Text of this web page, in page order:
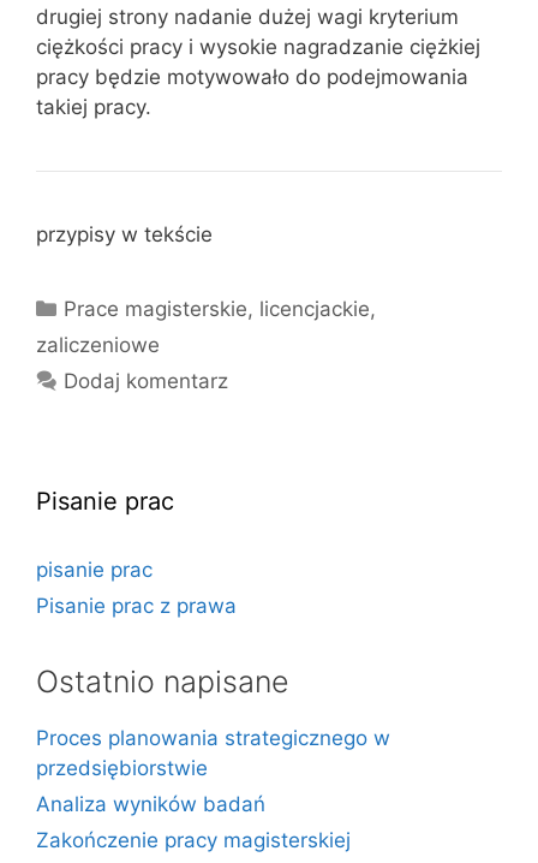
drugiej strony nadanie dużej wagi kryterium
ciężkości pracy i wysokie nagradzanie ciężkiej
pracy będzie motywowało do podejmowania
takiej pracy.
przypisy w tekście
Kategorie
Prace magisterskie, licencjackie,
zaliczeniowe
Dodaj komentarz
Pisanie prac
pisanie prac
Pisanie prac z prawa
Ostatnio napisane
Proces planowania strategicznego w
przedsiębiorstwie
Analiza wyników badań
Zakończenie pracy magisterskiej